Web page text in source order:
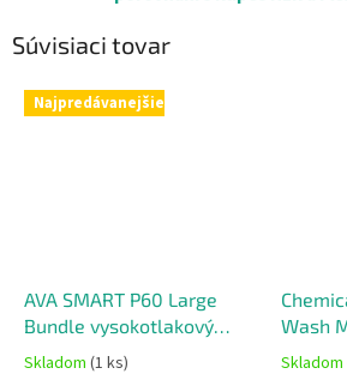
Súvisiaci tovar
Najpredávanejšie
AVA SMART P60 Large
Bundle vysokotlakový
čistič
Priemerné
Skladom (1 ks)
Wash
ručné
Skladom